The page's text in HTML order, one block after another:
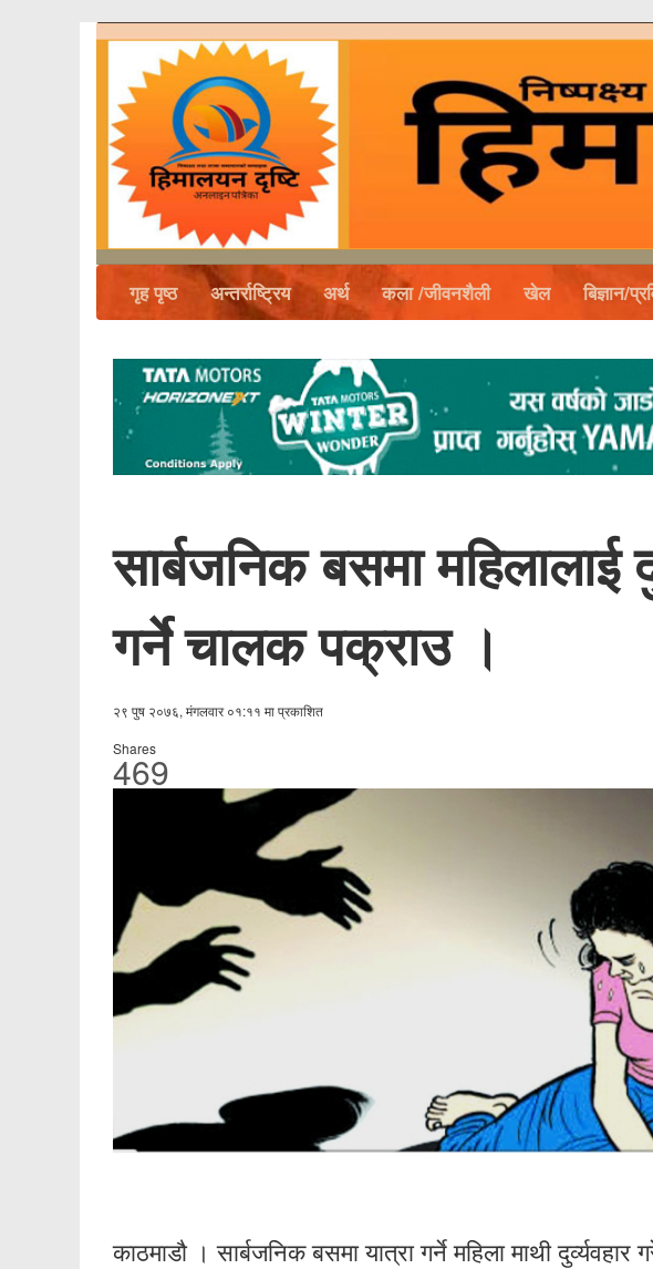
गृह पृष्ठ अन्तर्राष्ट्रिय अर्थ कला /जीवनशैली खेल बिज्ञान/
सार्बजनिक बसमा महिलालाई
गर्ने चालक पक्राउ ।
२९ पुष २०७६, मंगलवार ०१:११ मा प्रकाशित
Shares
469
काठमाडौ । सार्बजनिक बसमा यात्रा गर्ने महिला माथी दुर्व्यवहार